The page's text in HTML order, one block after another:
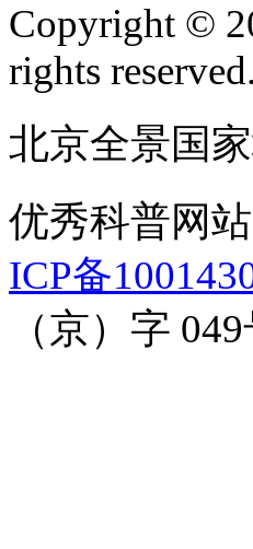
Copyright ©
rights reserved.
北京全景国
优秀科普网站
ICP备
（京）字